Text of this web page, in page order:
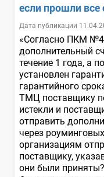
если прошли все
Дата публикации
«Согласно ПКМ
дополнительный
течение 1 года, а
установлен
гарантийного
ТМЦ поставщику
истекли и
отправить
через
организациям
поставщику,
они были